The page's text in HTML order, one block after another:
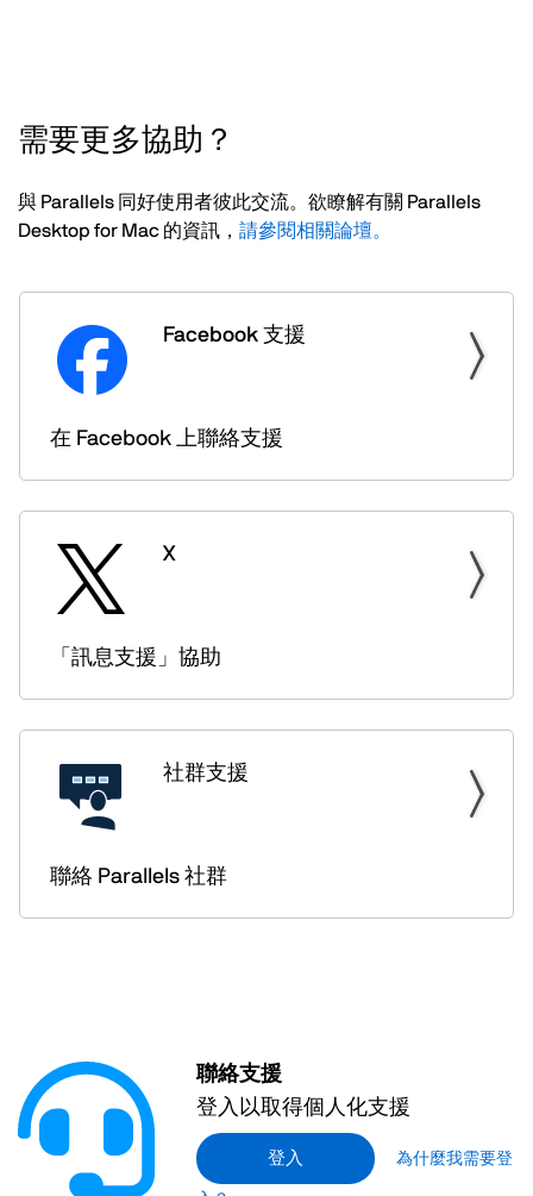
需要更多協助？
與 Parallels 同好使用者彼此交流。欲瞭解有關 Parallels
Desktop for Mac 的資訊， 請參閱相關論壇。
Facebook 支援
在 Facebook 上聯絡支援
X
「訊息支援」協助
社群支援
聯絡 Parallels 社群
聯絡支援
登入以取得個人化支援
登入 為什麼我需要登